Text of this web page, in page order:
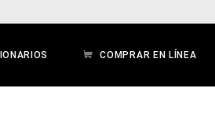
COMPRAR EN LÍNEA